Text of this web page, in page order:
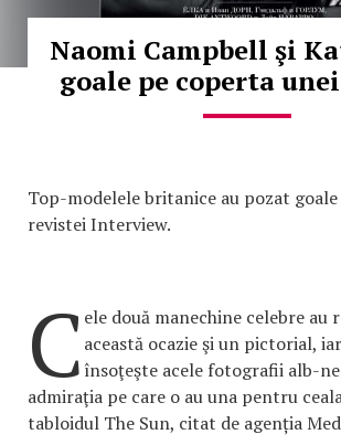
Naomi Campbell şi
goale pe coperta
Top-modelele britanice au pozat
revistei Interview.
C ele două manechine celebre au
această ocazie şi un pictorial,
însoţeşte acele fotografii alb-
admiraţia pe care o au una pentru
tabloidul The Sun, citat de agenția